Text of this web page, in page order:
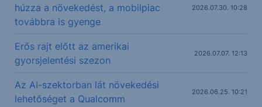
húzza a növekedést, a mobilpiac
továbbra is gyenge
2026.07.30. 10:28
Erős rajt előtt az amerikai
gyorsjelentési szezon
2026.07.07. 12:13
Az AI-szektorban lát növekedési
lehetőséget a Qualcomm
2026.06.25. 10:21